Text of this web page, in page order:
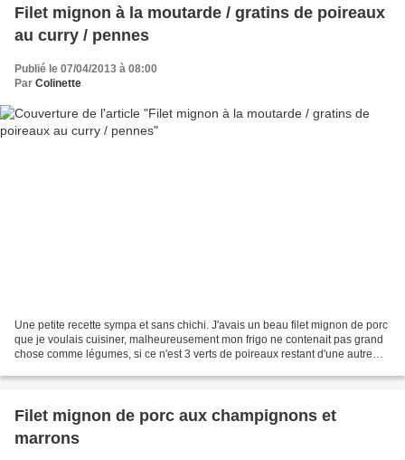
Filet mignon à la moutarde / gratins de poireaux
au curry / pennes
Publié le 07/04/2013 à 08:00
Par Colinette
Une petite recette sympa et sans chichi. J'avais un beau filet mignon de porc
que je voulais cuisiner, malheureusement mon frigo ne contenait pas grand
chose comme légumes, si ce n'est 3 verts de poireaux restant d'une autre
Filet mignon de porc aux champignons et
marrons